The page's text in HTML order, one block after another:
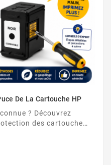
De La Cartouche HP
? Découvrez
des cartouches